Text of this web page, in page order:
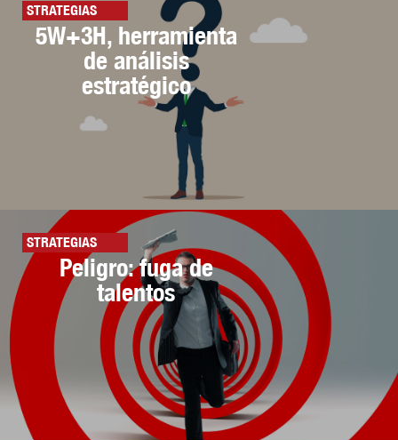
STRATEGIAS
5W+3H, herramienta
de análisis
estratégico
STRATEGIAS
Peligro: fuga de
talentos